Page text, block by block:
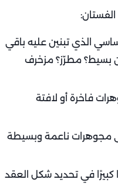
الذي تبنين عليه باقي
بسيط؟ مطرّز؟ مزخرف
فاخرة أو لافتة
مجوهرات ناعمة وبسيطة
كبيرًا في تحديد شكل العقد